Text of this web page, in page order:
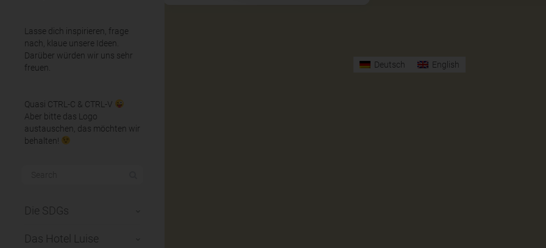
Lasse dich inspirieren, frage
nach, klaue unsere Ideen.
Darüber würden wir uns sehr
freuen.
Quasi CTRL-C & CTRL-V
Aber bitte das Logo
austauschen, das möchten wir
behalten!
Die SDGs
Das Hotel Luise
Deutsch English